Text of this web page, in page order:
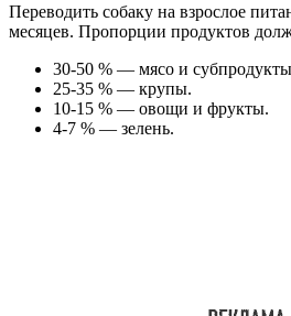
Переводить собаку на взрослое
месяцев. Пропорции продуктов
30-50 % — мясо и
25-35 % — крупы.
10-15 % — овощи и фрукты.
4-7 % — зелень.